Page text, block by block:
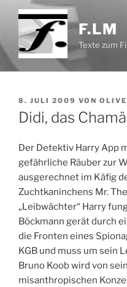
Zum
Inhalt
springen
F.LM
Texte zum
VERÖFFENTLICHT
AM
8. JULI 2009 VON
Didi, das
Der Detektiv Harry App
gefährliche Räuber zur
ausgerechnet im Käfig
Zuchtkaninchens Mr.
„Leibwächter“ Harry
Böckmann gerät durch
die Fronten eines
KGB und muss um sein
Bruno Koob wird von
misanthropischen